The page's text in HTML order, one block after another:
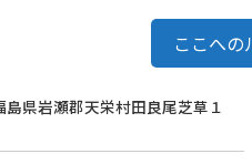
ここへの
県岩瀬郡天栄村田良尾芝草１